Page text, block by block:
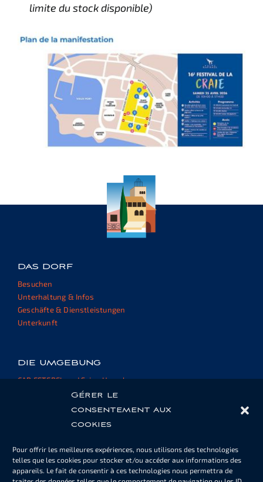
Gérer le
consentement aux
cookies
Pour offrir les meilleures expériences, nous utilisons des technologies
telles que les cookies pour stocker et/ou accéder aux informations des
appareils. Le fait de consentir à ces technologies nous permettra de
limite du stock disponible)
DAS DORF
Besuchen
Unterhaltung & Infos
Geschäfte & Dienstleistungen
Unterkunft
DIE UMGEBUNG
CAP ESTEREL und Seine Umgebung
Externe Websites und Ressourcen
Pool- oder Parkkarten
Informationen